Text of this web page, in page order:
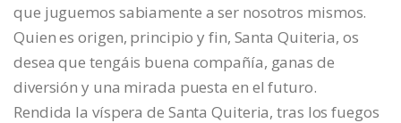
que juguemos sabiamente a ser nosotros mismos.
Quien es origen, principio y fin, Santa Quiteria, os
desea que tengáis buena compañía, ganas de
diversión y una mirada puesta en el futuro.
Rendida la víspera de Santa Quiteria, tras los fuegos